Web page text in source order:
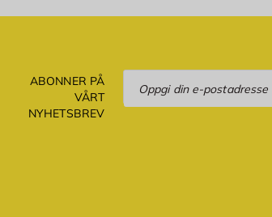
ABONNER PÅ
VÅRT
NYHETSBREV